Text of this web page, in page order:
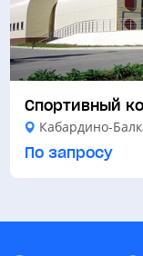
Спортивный
Кабардино-
По запросу